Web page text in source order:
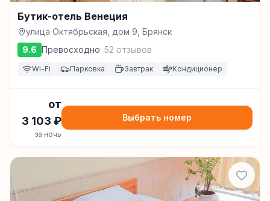
Бутик-отель Венеция
улица Октябрьская, дом 9, Брянск
9.6 Превосходно· 52 отзывов
Wi-Fi Парковка Завтрак Кондиционер
от
3 103 ₽
за ночь
Выбрать номер